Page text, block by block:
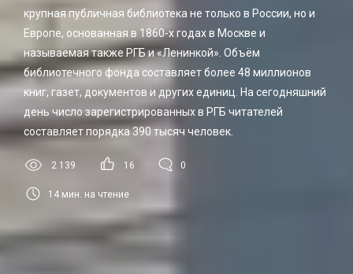
крупная публичная библиотека не только в России, но и
Европе, основанная в 1860-х годах в Москве и
называемая также РГБ и «Ленинкой». Объём
библиотечного фонда составляет более 48 миллионов
книг, газет, документов и других единиц. На сегодняшний
день число зарегистрированных в РГБ читателей
составляет порядка 390 тысяч человек.
2 139 16 0
14 мин. на чтение